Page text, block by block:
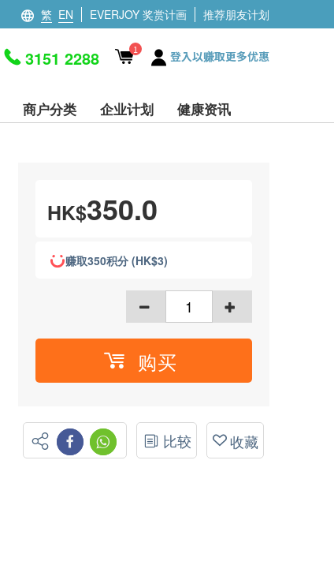
繁 EN EVERJOY 奖赏计画 推荐朋友计划
3151 2288 1 登入以赚取更多优惠
商户分类 企业计划 健康资讯
HK$350.0
赚取350积分 (HK$3)
购买
比较 收藏